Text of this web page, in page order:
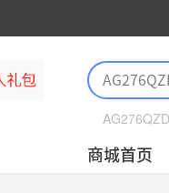
AG276QZD
商城首页